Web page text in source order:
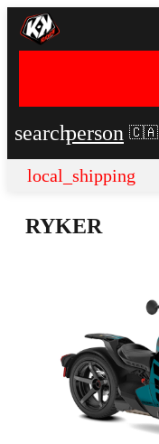
searchperson 🇨🇦
local_shipping
RYKER